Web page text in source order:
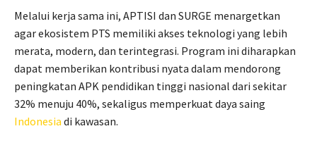
Melalui kerja sama ini, APTISI dan SURGE menargetkan
agar ekosistem PTS memiliki akses teknologi yang lebih
merata, modern, dan terintegrasi. Program ini diharapkan
dapat memberikan kontribusi nyata dalam mendorong
peningkatan APK pendidikan tinggi nasional dari sekitar
32% menuju 40%, sekaligus memperkuat daya saing
Indonesia di kawasan.